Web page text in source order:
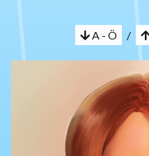
A - Ö /